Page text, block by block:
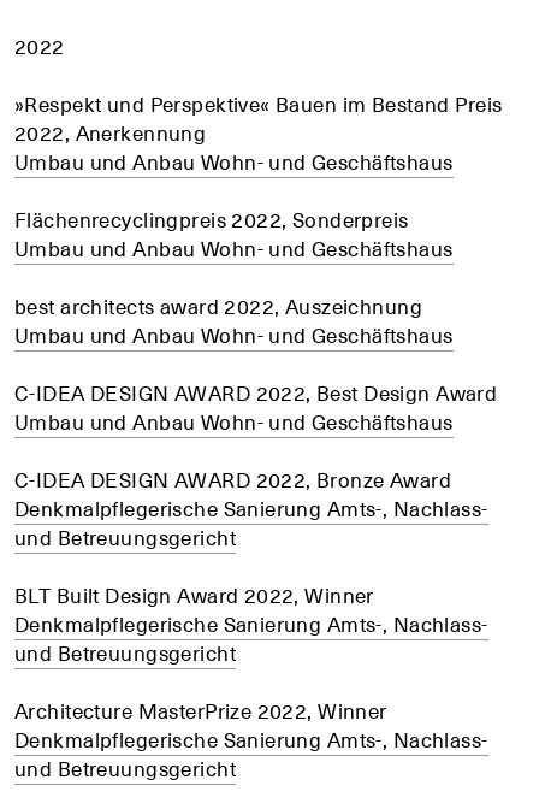
2022
»Respekt und Perspektive« Bauen im Bestand Preis
2022, Anerkennung
Umbau und Anbau Wohn- und Geschäftshaus
Flächenrecyclingpreis 2022, Sonderpreis
Umbau und Anbau Wohn- und Geschäftshaus
best architects award 2022, Auszeichnung
Umbau und Anbau Wohn- und Geschäftshaus
C-IDEA DESIGN AWARD 2022, Best Design Award
Umbau und Anbau Wohn- und Geschäftshaus
C-IDEA DESIGN AWARD 2022, Bronze Award
Denkmalpflegerische Sanierung Amts-, Nachlass-
und Betreuungsgericht
BLT Built Design Award 2022, Winner
Denkmalpflegerische Sanierung Amts-, Nachlass-
und Betreuungsgericht
Architecture MasterPrize 2022, Winner
Denkmalpflegerische Sanierung Amts-, Nachlass-
und Betreuungsgericht